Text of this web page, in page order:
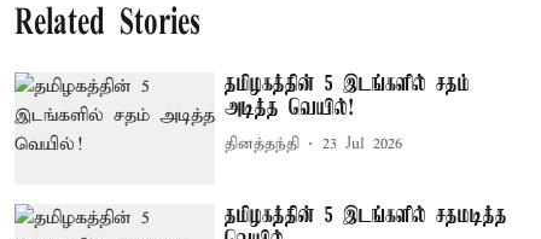
Related Stories
தமிழகத்தின் 5 இடங்களில் சதம்
அடித்த வெயில்!
தினத்தந்தி 23 Jul 2026
தமிழகத்தின் 5 இடங்களில் சதமடித்த